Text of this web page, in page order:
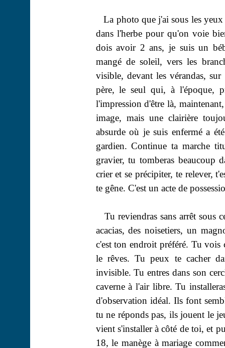
La photo que j'ai sous les yeux
dans l'herbe pour qu'on voie
dois avoir 2 ans, je suis un
mangé de soleil, vers les
visible, devant les vérandas,
père, le seul qui, à l'époque,
l'impression d'être là,
image, mais une clairière
absurde où je suis enfermé a
gardien. Continue ta marche
gravier, tu tomberas beaucoup
crier et se précipiter, te relever,
te gêne. C'est un acte de
Tu reviendras sans arrêt sous
acacias, des noisetiers, un
c'est ton endroit préféré. Tu vois
le rêves. Tu peux te cacher
invisible. Tu entres dans son
caverne à l'air libre. Tu
d'observation idéal. Ils font
tu ne réponds pas, ils jouent le
vient s'installer à côté de toi, et
18, le manège à mariage